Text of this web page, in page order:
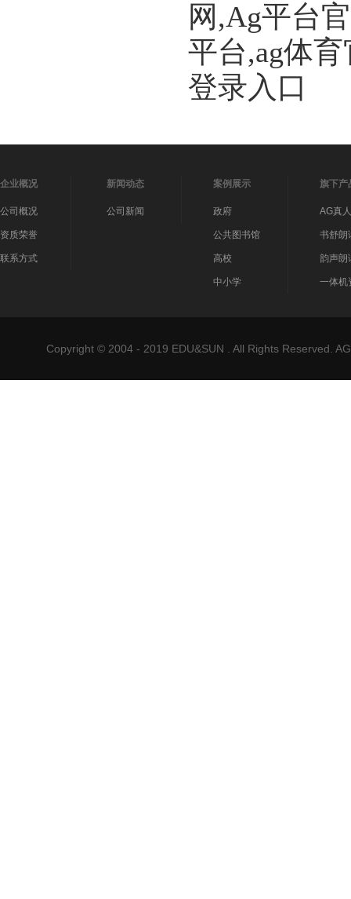
网,Ag平台
平台,ag体
登录入口
企业概况
公司概况
资质荣誉
联系方式
新闻动态
公司新闻
案例展示
政府
公共图书馆
高校
中小学
旗下产
AG真
书舒朗
韵声朗
一体机
Copyright © 2004 - 2019 EDU&SUN . All Rights Reserved.